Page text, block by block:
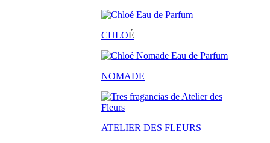
CHLOÉ
NOMADE
ATELIER DES FLEURS